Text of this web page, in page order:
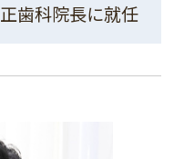
歯科院長に就任